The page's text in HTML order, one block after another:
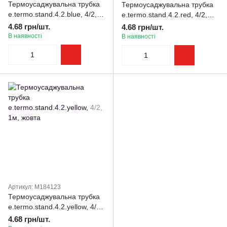
Термоусаджувальна трубка
e.termo.stand.4.2.blue, 4/2,
1м, синя
4.68 грн/шт.
В наявності
Термоусаджувальна трубка
e.termo.stand.4.2.red, 4/2,
1м, червона
4.68 грн/шт.
В наявності
Артикул: M184123
Термоусаджувальна трубка
e.termo.stand.4.2.yellow, 4/2,
1м, жовта
4.68 грн/шт.